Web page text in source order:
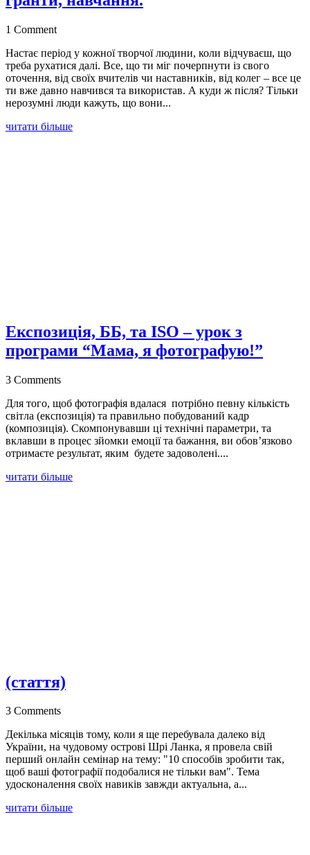
1 Comment
Настає період у кожної творчої людини, коли відчуваєш, що
треба рухатися далі. Все, що ти міг почерпнути із свого
оточення, від своїх вчителів чи наставників, від колег – все це
ти вже давно навчився та використав. А куди ж після? Тільки
нерозумні люди кажуть, що вони...
читати більше
Експозиція, ББ, та ISO – урок з
програми “Мама, я фотографую!”
3 Comments
Для того, щоб фотографія вдалася потрібно певну кількість
світла (експозиція) та правильно побудований кадр
(композиція). Скомпонувавши ці технічні параметри, та
вклавши в процес зйомки емоції та бажання, ви обов’язково
отримаєте результат, яким будете задоволені....
читати більше
(стаття)
3 Comments
Декілька місяців тому, коли я ще перебувала далеко від
України, на чудовому острові Шрі Ланка, я провела свій
перший онлайн семінар на тему: "10 способів зробити так,
щоб ваші фотографії подобалися не тільки вам". Тема
удосконалення своїх навиків завжди актуальна, а...
читати більше